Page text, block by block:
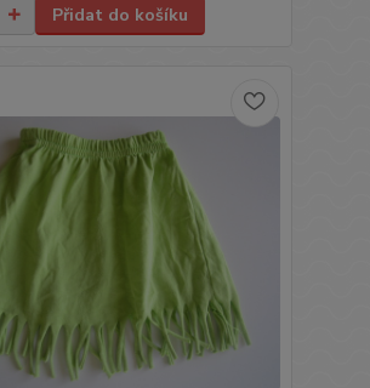
Přidat do košíku